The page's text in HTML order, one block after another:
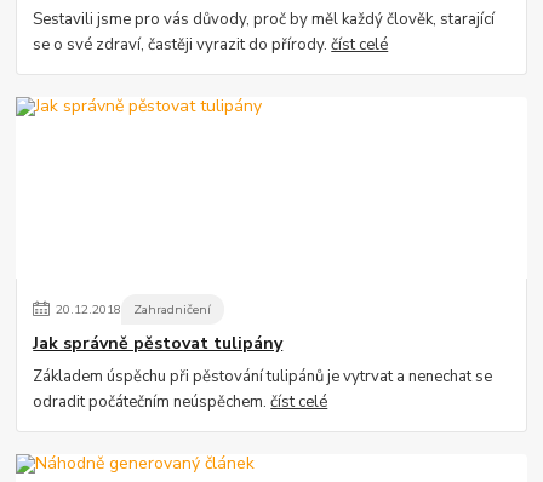
Sestavili jsme pro vás důvody, proč by měl každý člověk, starající
se o své zdraví, častěji vyrazit do přírody.číst celé
20.12.2018 Zahradničení
Jak správně pěstovat tulipány
Základem úspěchu při pěstování tulipánů je vytrvat a nenechat se
odradit počátečním neúspěchem.číst celé